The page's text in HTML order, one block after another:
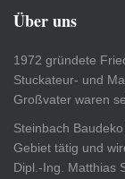
Über uns
1972 gründete
Stuckateur- und
Großvater waren
Steinbach
Gebiet tätig und
Dipl.-Ing. Matthias